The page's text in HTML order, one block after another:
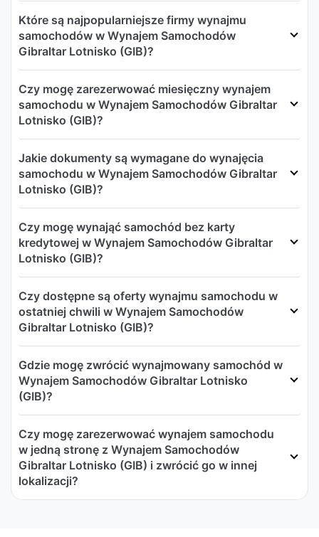
Które są najpopularniejsze firmy wynajmu
samochodów w Wynajem Samochodów
Gibraltar Lotnisko (GIB)?
Czy mogę zarezerwować miesięczny wynajem
samochodu w Wynajem Samochodów Gibraltar
Lotnisko (GIB)?
Jakie dokumenty są wymagane do wynajęcia
samochodu w Wynajem Samochodów Gibraltar
Lotnisko (GIB)?
Czy mogę wynająć samochód bez karty
kredytowej w Wynajem Samochodów Gibraltar
Lotnisko (GIB)?
Czy dostępne są oferty wynajmu samochodu w
ostatniej chwili w Wynajem Samochodów
Gibraltar Lotnisko (GIB)?
Gdzie mogę zwrócić wynajmowany samochód w
Wynajem Samochodów Gibraltar Lotnisko
(GIB)?
Czy mogę zarezerwować wynajem samochodu
w jedną stronę z Wynajem Samochodów
Gibraltar Lotnisko (GIB) i zwrócić go w innej
lokalizacji?